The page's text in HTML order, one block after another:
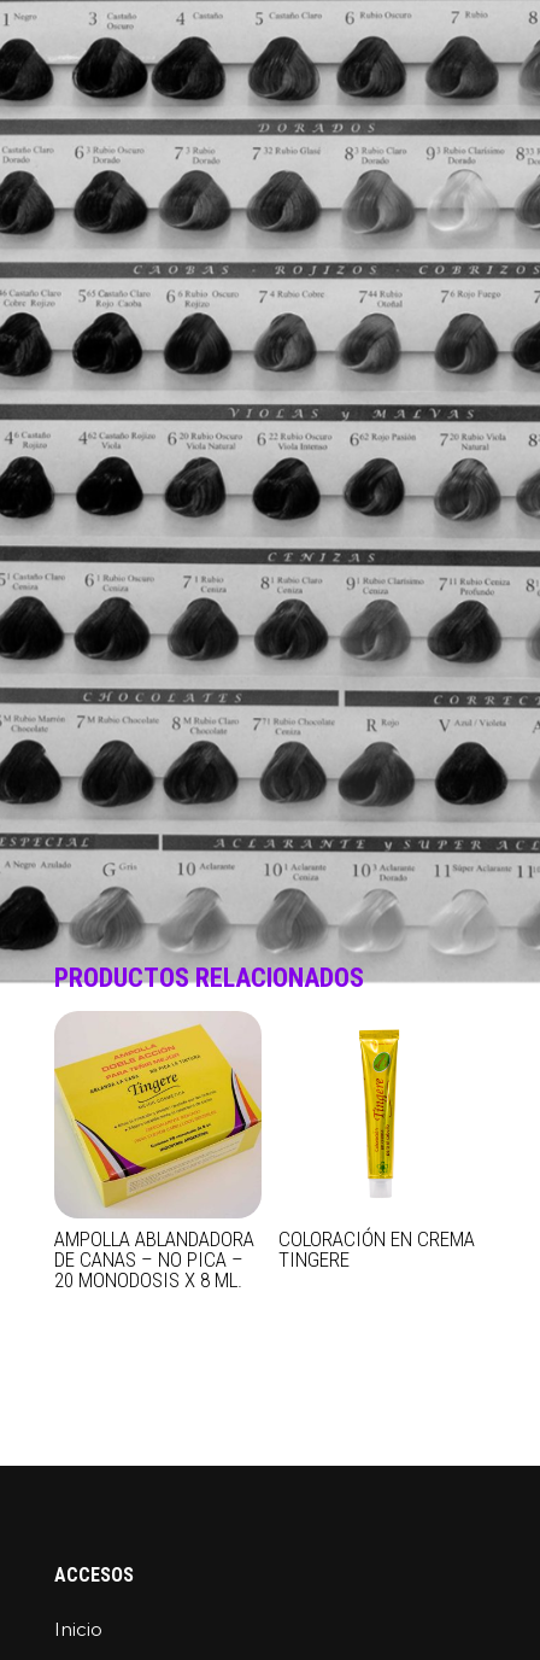
PRODUCTOS RELACIONADOS
AMPOLLA ABLANDADORA
DE CANAS – NO PICA –
20 MONODOSIS X 8 ML.
COLORACIÓN EN CREMA
TINGERE
ACCESOS
Inicio